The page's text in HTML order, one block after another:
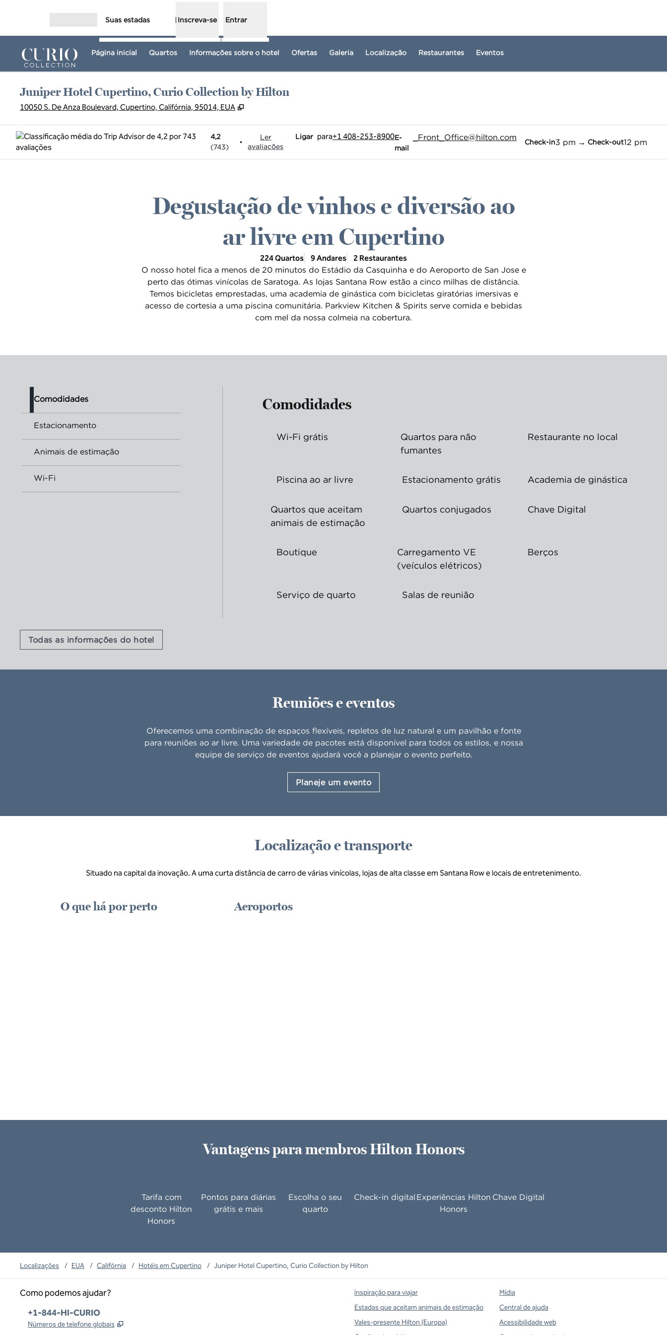
Suas estadas Inscreva-se Entrar
Página inicial Quartos Informações sobre o hotel Ofertas Galeria Localização Restaurantes Eventos
Juniper Hotel Cupertino, Curio Collection by Hilton
10050 S. De Anza Boulevard, Cupertino, Califórnia, 95014, EUA ,
4,2
(743)
•
Ler
avaliações
Ligar
Ligue para+1 408-253-8900E-
mail
E-mailSJCCC_Front_Office@hilton.com Check-in3 pm → Check-out12 pm
Degustação de vinhos e diversão ao
ar livre em Cupertino
224 Quartos 9 Andares 2 Restaurantes
O nosso hotel fica a menos de 20 minutos do Estádio da Casquinha e do Aeroporto de San Jose e
perto das ótimas vinícolas de Saratoga. As lojas Santana Row estão a cinco milhas de distância.
Temos bicicletas emprestadas, uma academia de ginástica com bicicletas giratórias imersivas e
acesso de cortesia a uma piscina comunitária. Parkview Kitchen & Spirits serve comida e bebidas
com mel da nossa colmeia na cobertura.
Comodidades
Estacionamento
Animais de estimação
Wi-Fi
Comodidades
Wi-Fi grátis
Quartos para não
fumantes
Restaurante no local
Piscina ao ar livre Estacionamento grátis Academia de ginástica
Quartos que aceitam
animais de estimação
Quartos conjugados Chave Digital
Boutique
Carregamento VE
(veículos elétricos)
Berços
Serviço de quarto Salas de reunião
Todas as informações do hotel
Reuniões e eventos
Oferecemos uma combinação de espaços flexíveis, repletos de luz natural e um pavilhão e fonte
para reuniões ao ar livre. Uma variedade de pacotes está disponível para todos os estilos, e nossa
equipe de serviço de eventos ajudará você a planejar o evento perfeito.
Planeje um evento
Localização e transporte
Situado na capital da inovação. A uma curta distância de carro de várias vinícolas, lojas de alta classe em Santana Row e locais de entretenimento.
O que há por perto Aeroportos
Vantagens para membros Hilton Honors
Tarifa com
desconto Hilton
Honors
Pontos para diárias
grátis e mais
Escolha o seu
quarto
Check-in digital Experiências Hilton
Honors
Chave Digital
Localizações / EUA / Califórnia / Hotéis em Cupertino / Juniper Hotel Cupertino, Curio Collection by Hilton
Como podemos ajudar?
Telefone:
+1-844-HI-CURIO
Números de telefone globais ,
Inspiração para viajar
Estadas que aceitam animais de estimação
Vales-presente Hilton (Europa)
Mídia
Central de ajuda
Acessibilidade web